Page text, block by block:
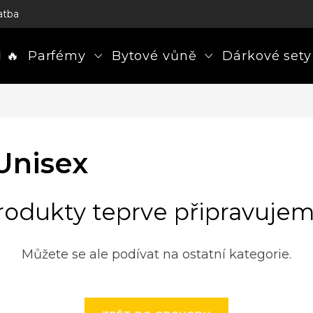
🔥 Parfémy Bytové vůně Dárkové sety
teprve
Můžete se ale podívat na ostatní kategorie.